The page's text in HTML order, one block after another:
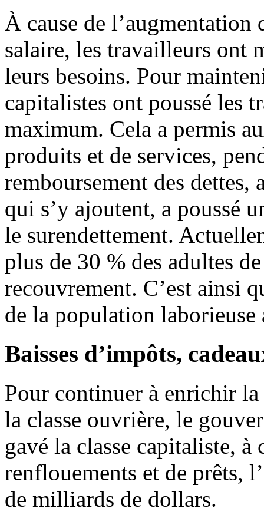
À cause de l’augmentation
salaire, les travailleurs ont
leurs besoins. Pour
capitalistes ont poussé les
maximum. Cela a permis
produits et de services,
remboursement des dettes,
qui s’y ajoutent, a poussé
le surendettement.
plus de 30 % des adultes
recouvrement. C’est ainsi
de la population laborieuse
Baisses d’impôts,
Pour continuer à enrichir la
la classe ouvrière, le
gavé la classe capitaliste, à
renflouements et de prêts,
de milliards de dollars.